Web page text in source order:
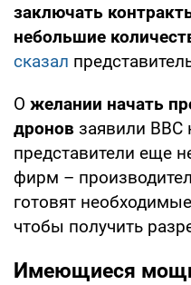
заключать
небольшие
сказал
О желании начать
дронов заявили ВВС
представители еще
фирм –
готовят
чтобы получить
Имеющиеся